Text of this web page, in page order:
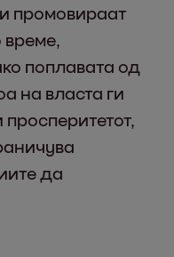
промовираат
време,
поплавата од
на власта ги
да